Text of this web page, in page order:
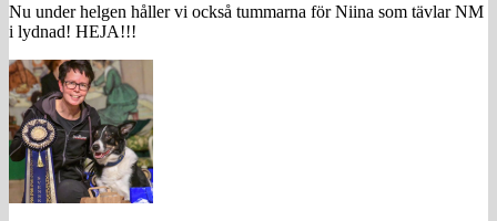
Nu under helgen håller vi också tummarna för Niina som tävlar NM
i lydnad! HEJA!!!